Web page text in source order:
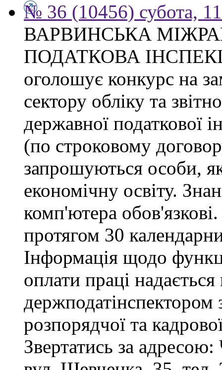
№ 36 (10456) субота,
ВАРВИНСЬКА
ПОДАТКОВА
оголошує конкурс на
сектору обліку та
державної податкової
(по строковому
запрошуються особи,
економічну освіту.
комп'ютера
протягом 30
Інформація щодо
оплати праці
держподатінспектором
розпорядчої та
Звертатись за адресою: